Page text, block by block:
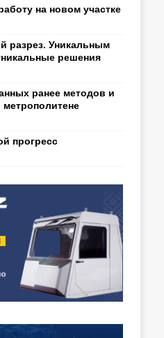
на новом участке
разрез. Уникальным
решения
ранее методов и
прогресс